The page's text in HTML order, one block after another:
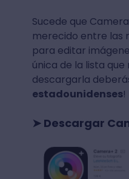
Sucede que
merecido entre las
para editar
única de la lista que
descargarla
estadounidenses!
➤ Descargar